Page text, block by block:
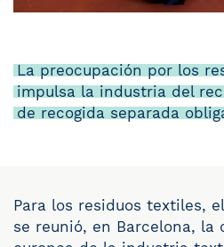
La preocupación por los
impulsa la industria del
de recogida separada
Para los residuos textiles,
se reunió, en Barcelona, la